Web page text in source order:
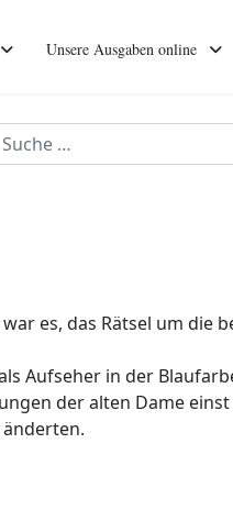
Unsere Ausgaben online
es, das Rätsel um die
Aufseher in der
der alten Dame